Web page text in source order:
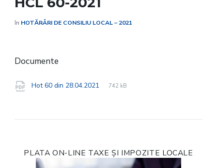
în HOTĂRÂRI DE CONSILIU LOCAL – 2021
Documente
Hot 60 din 28.04.2021
File
pdf
File
742 kB
PLATA ON-LINE TAXE ȘI IMPOZITE LOCALE